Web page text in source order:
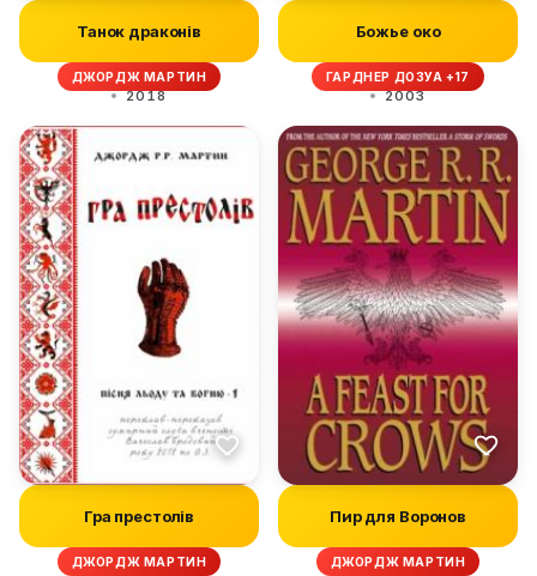
Танок драконів
ДЖОРДЖ МАРТИН
2018
Божье око
ГАРДНЕР ДОЗУА +17
2003
Гра престолів
ДЖОРДЖ МАРТИН
Пир для Воронов
ДЖОРДЖ МАРТИН